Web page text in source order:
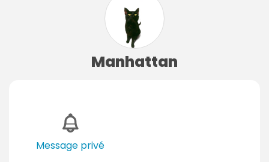
Manhattan
Message privé